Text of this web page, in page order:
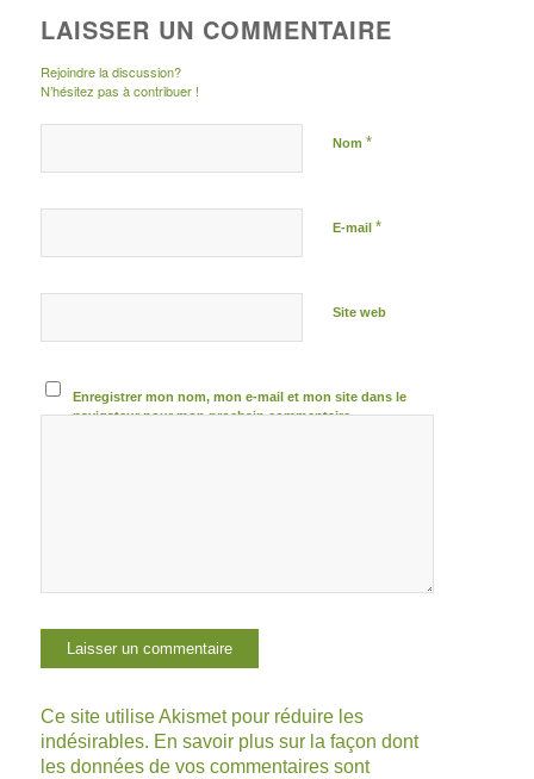
LAISSER UN COMMENTAIRE
Rejoindre la discussion?
N’hésitez pas à contribuer !
Nom *
E-mail *
Site web
Enregistrer mon nom, mon e-mail et mon site dans le
navigateur pour mon prochain commentaire.
Ce site utilise Akismet pour réduire les
indésirables. En savoir plus sur la façon dont
les données de vos commentaires sont